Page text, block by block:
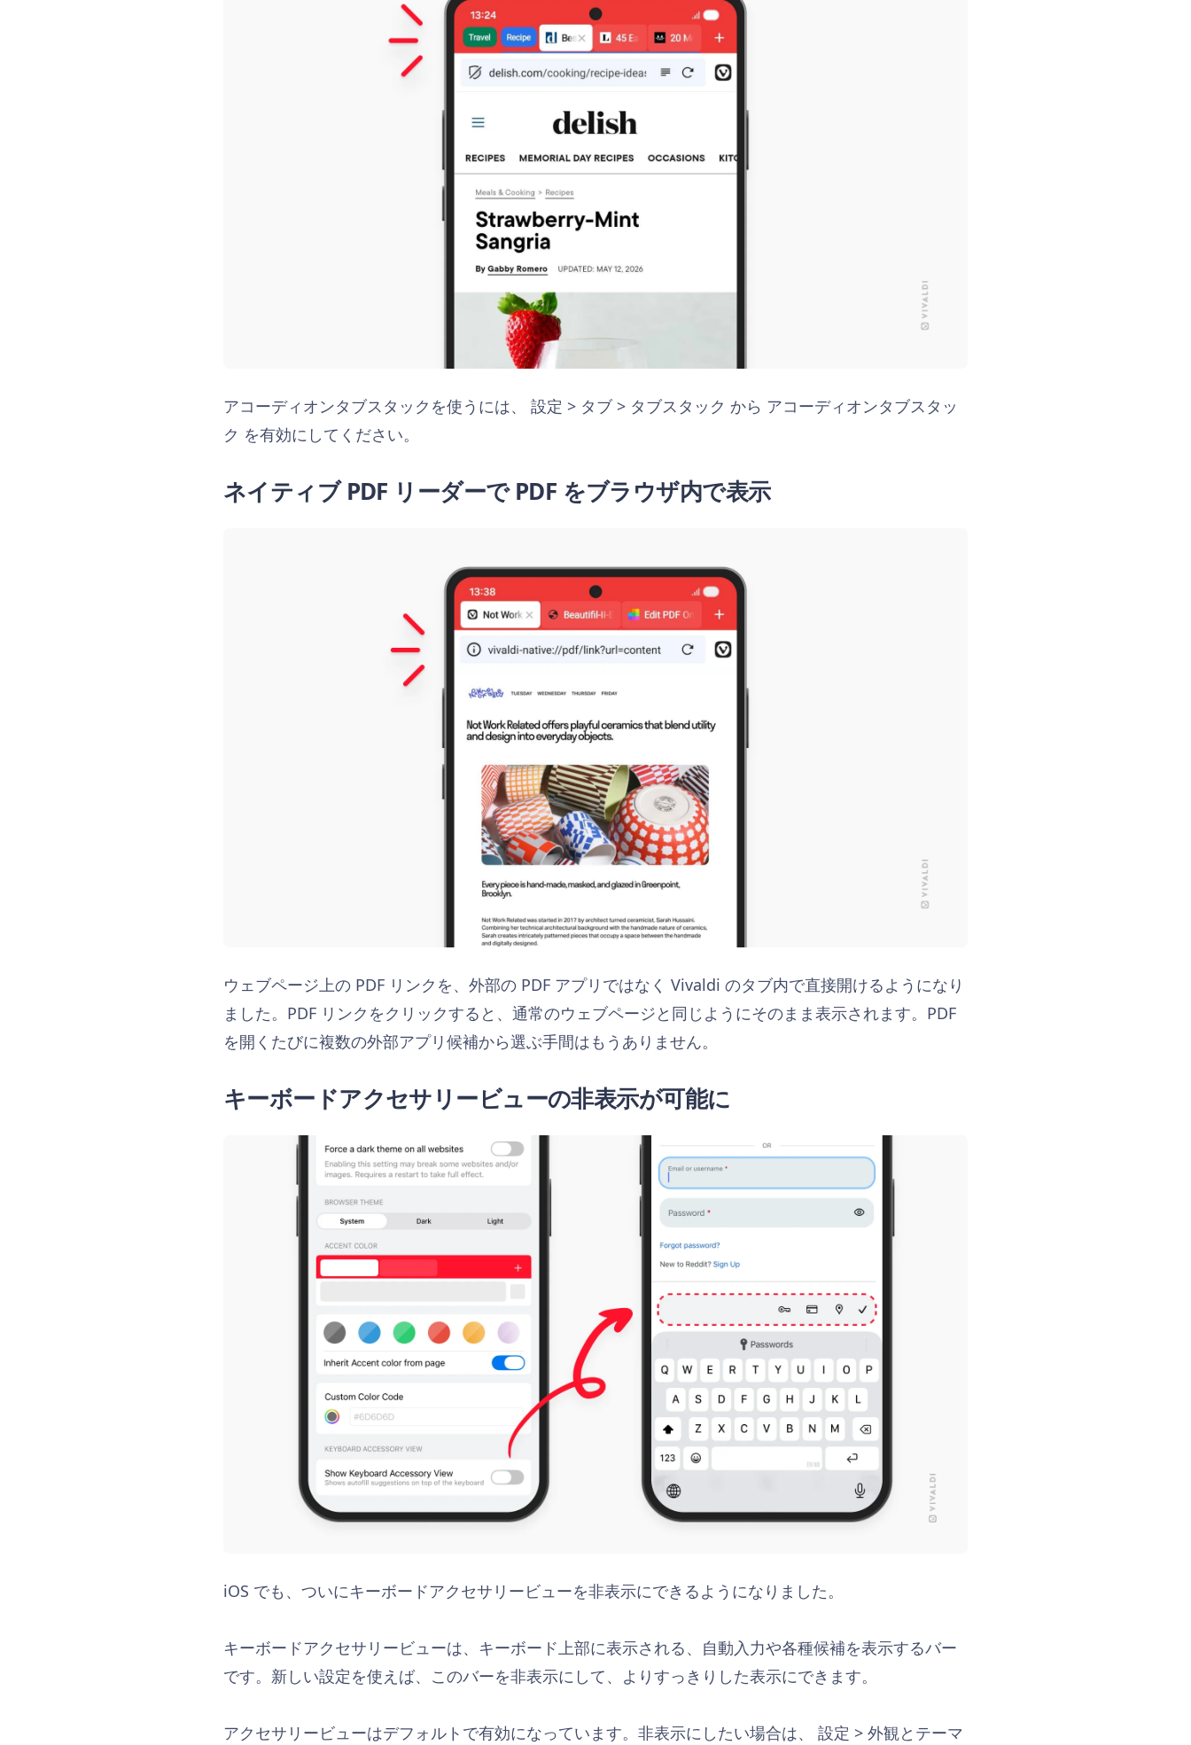
アコーディオンタブスタックを使うには、 設定 > タブ > タブスタック から アコーディオンタブスタッ
ク を有効にしてください。
ネイティブ PDF リーダーで PDF をブラウザ内で表示
ウェブページ上の PDF リンクを、外部の PDF アプリではなく Vivaldi のタブ内で直接開けるようになり
ました。PDF リンクをクリックすると、通常のウェブページと同じようにそのまま表示されます。PDF
を開くたびに複数の外部アプリ候補から選ぶ手間はもうありません。
キーボードアクセサリービューの非表示が可能に
iOS でも、ついにキーボードアクセサリービューを非表示にできるようになりました。
キーボードアクセサリービューは、キーボード上部に表示される、自動入力や各種候補を表示するバー
です。新しい設定を使えば、このバーを非表示にして、よりすっきりした表示にできます。
アクセサリービューはデフォルトで有効になっています。非表示にしたい場合は、 設定 > 外観とテーマ